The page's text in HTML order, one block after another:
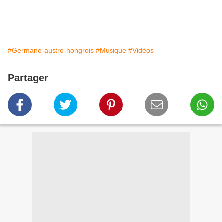
#Germano-austro-hongrois #Musique #Vidéos
Partager